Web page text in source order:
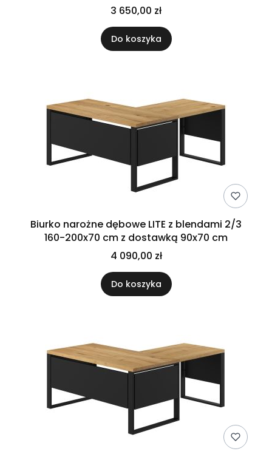
3 650,00 zł
Do koszyka
Biurko narożne dębowe LITE z blendami 2/3
160-200x70 cm z dostawką 90x70 cm
4 090,00 zł
Do koszyka